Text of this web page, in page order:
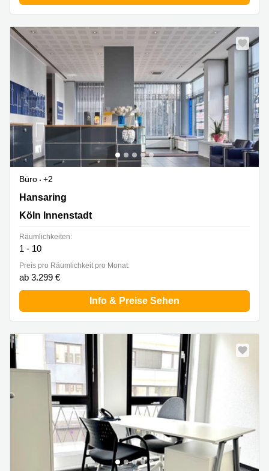
Büro
+2
Hansaring 61, Köln Innenstadt
Hansaring
Köln Innenstadt
Räumlichkeiten:
1 - 10
Preis pro Räumlichkeit pro Monat:
ab 3.299 €
Info & Preise Sehen